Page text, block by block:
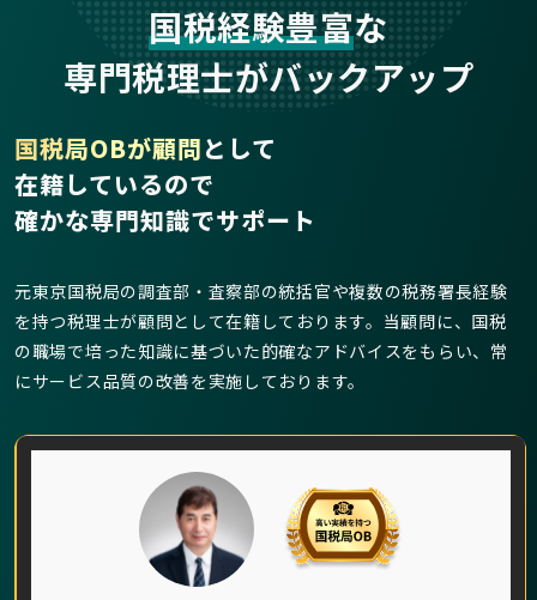
国税経験豊富な
専門税理士がバックアップ
国税局OBが顧問として
在籍しているので
確かな専門知識でサポート
元東京国税局の調査部・査察部の統括官や複数の税務署長経験
を持つ税理士が顧問として在籍しております。当顧問に、国税
の職場で培った知識に基づいた的確なアドバイスをもらい、常
にサービス品質の改善を実施しております。